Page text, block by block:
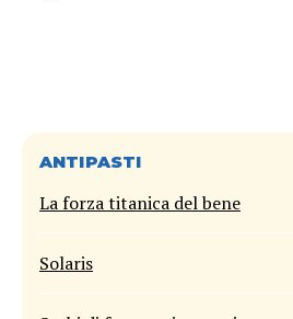
ANTIPASTI
La forza titanica del bene
Solaris